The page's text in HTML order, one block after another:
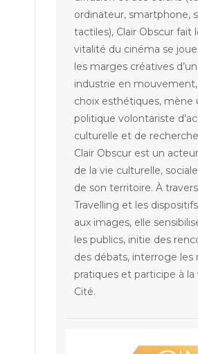
ordinateur, smartphone,
tactiles), Clair Obscur fait
vitalité du cinéma se
les marges créatives
industrie en
choix esthétiques, mène
politique volontariste
culturelle et de
Clair Obscur est un
de la vie culturelle,
de son territoire. À
Travelling et les
aux images, elle
les publics, initie des
des débats, interroge les
pratiques et participe à la
Cité.